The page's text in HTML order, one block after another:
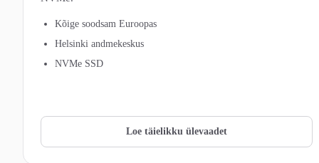
Kõige soodsam Euroopas
Helsinki andmekeskus
NVMe SSD
Loe täielikku ülevaadet